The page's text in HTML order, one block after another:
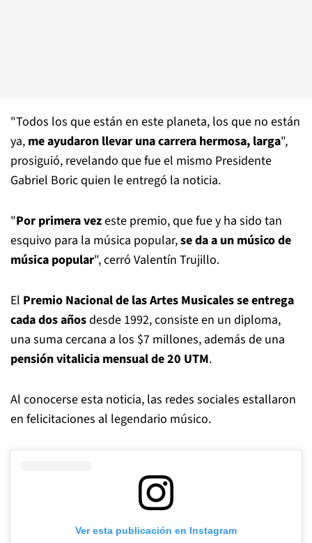
"Todos los que están en este planeta, los que no están
ya, me ayudaron llevar una carrera hermosa, larga",
prosiguió, revelando que fue el mismo Presidente
Gabriel Boric quien le entregó la noticia.
"Por primera vezeste premio, que fue y ha sido tan
esquivo para la música popular,se da a un músico de
música popular", cerró Valentín Trujillo.
El Premio Nacional de las Artes Musicales se entrega
cada dos añosdesde 1992, consiste en un diploma,
una suma cercana a los $7 millones, además de una
pensión vitalicia mensual de 20 UTM.
Al conocerse esta noticia, las redes sociales estallaron
en felicitaciones al legendario músico.
Ver esta publicación en Instagram